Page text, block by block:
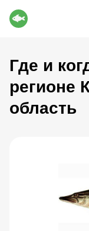
Где и
регионе
область